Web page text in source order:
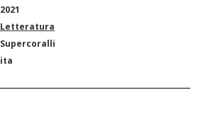
2021
Letteratura
Supercoralli
ita